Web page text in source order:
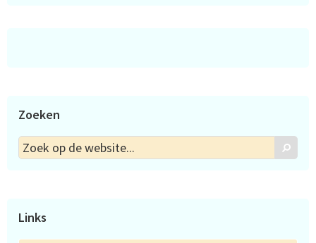
Zoeken
Zoek
op
Zoek
Links